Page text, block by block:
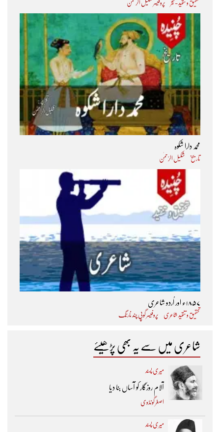
تحقیق و تنقید - نثر پروفیسر شکیل الرحمن
محمد دارا شکوہ
تاریخ شکیل الرّحمٰن
۱۸۵۷ء اور اُردو شاعری
تحقیق و تنقید شاعری پروفیسر گوپی چند نارنگ
شاعری میں سے یہ بھی پڑھیئے
میری پسند
آلام روزگار کو آساں بنا دیا
اصغر گونڈوی
میری پسند